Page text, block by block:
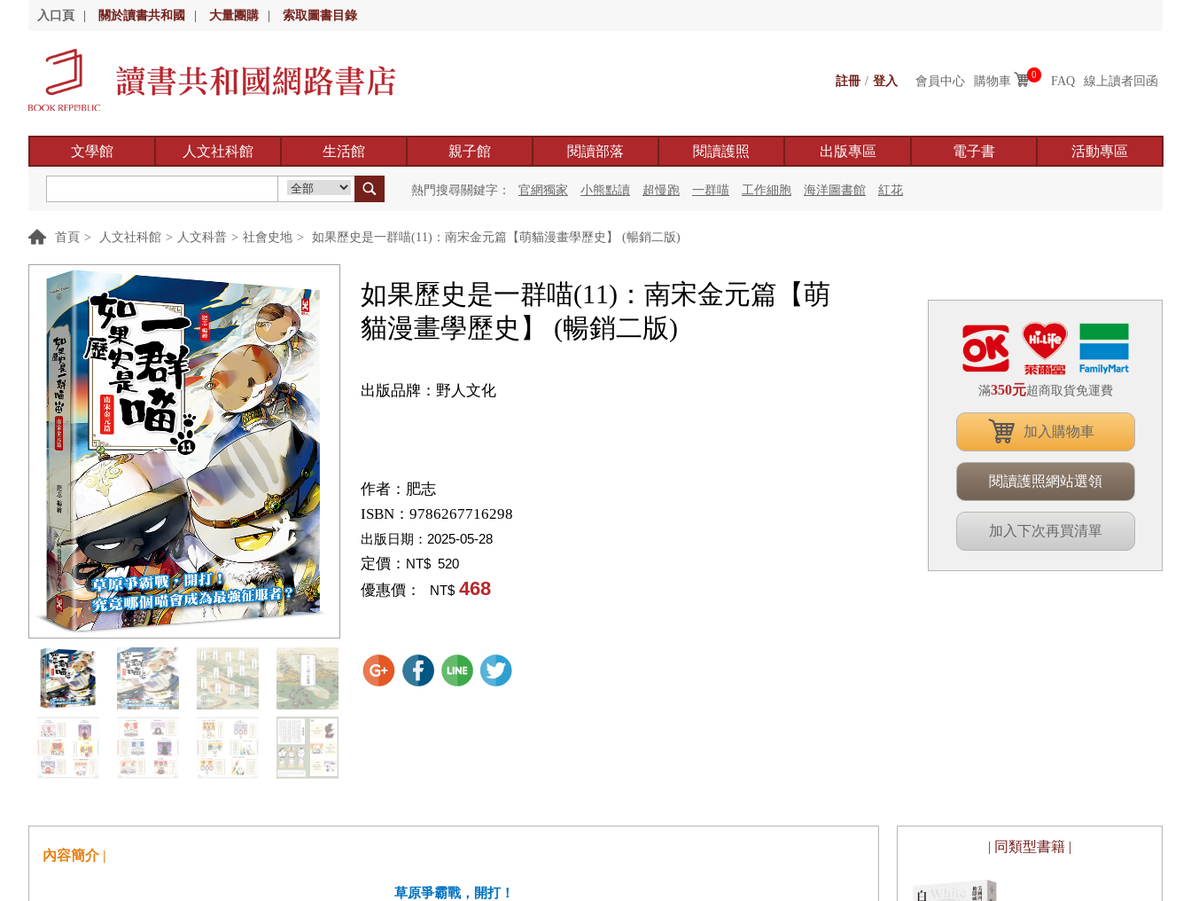
入口頁 關於讀書共和國 大量團購 索取圖書目錄
註冊 / 登入 會員中心 購物車 0 FAQ 線上讀者回函
文學館 人文社科館 生活館 親子館 閱讀部落 閱讀護照 出版專區 電子書 活動專區
熱門搜尋關鍵字： 官網獨家 小熊點讀 超慢跑 一群喵 工作細胞 海洋圖書館 紅花
首頁 > 人文社科館 > 人文科普 > 社會史地 > 如果歷史是一群喵(11)：南宋金元篇【萌貓漫畫學歷史】 (暢銷二版)
如果歷史是一群喵(11)：南宋金元篇【萌
貓漫畫學歷史】 (暢銷二版)
出版品牌：野人文化
作者： 肥志
ISBN：9786267716298
出版日期： 2025-05-28
定價： NT$ 520
優惠價： NT$ 468
滿350元超商取貨免運費
加入購物車
閱讀護照網站選領
加入下次再買清單
內容簡介 |
草原爭霸戰，開打！
| 同類型書籍 |